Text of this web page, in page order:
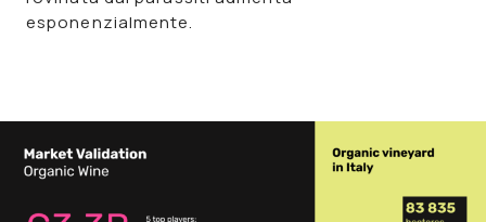
esponenzialmente.